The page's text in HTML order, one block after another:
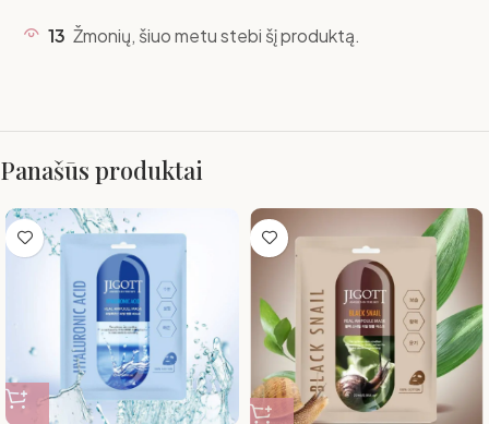
13 Žmonių, šiuo metu stebi šį produktą.
Panašūs produktai